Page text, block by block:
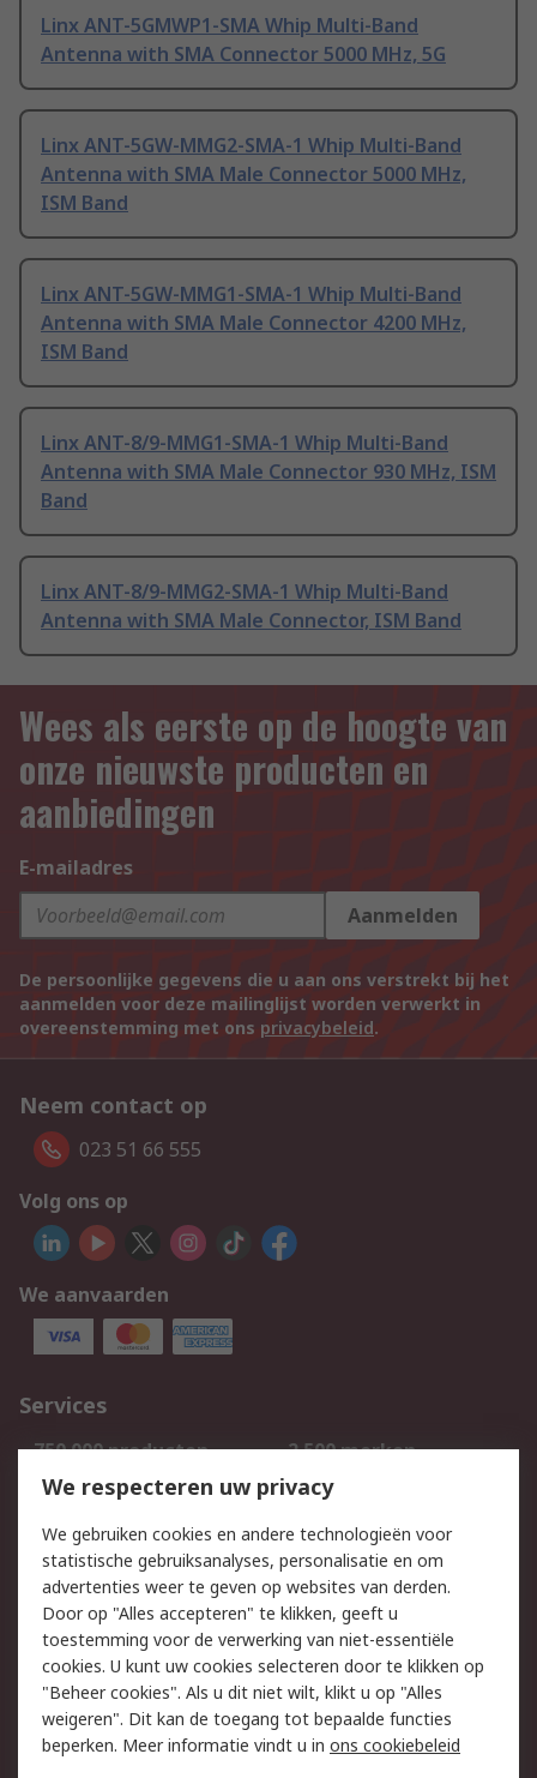
Linx ANT-5GMWP1-SMA Whip Multi-Band
Antenna with SMA Connector 5000 MHz, 5G
Linx ANT-5GW-MMG2-SMA-1 Whip Multi-Band
Antenna with SMA Male Connector 5000 MHz,
ISM Band
Linx ANT-5GW-MMG1-SMA-1 Whip Multi-Band
Antenna with SMA Male Connector 4200 MHz,
ISM Band
Linx ANT-8/9-MMG1-SMA-1 Whip Multi-Band
Antenna with SMA Male Connector 930 MHz, ISM
Band
Linx ANT-8/9-MMG2-SMA-1 Whip Multi-Band
Antenna with SMA Male Connector, ISM Band
Wees als eerste op de hoogte van
onze nieuwste producten en
aanbiedingen
E-mailadres
Aanmelden
De persoonlijke gegevens die u aan ons verstrekt bij het
aanmelden voor deze mailinglijst worden verwerkt in
overeenstemming met ons privacybeleid.
Neem contact op
023 51 66 555
Volg ons op
We aanvaarden
Services
750.000 producten
2.500 merken
Bestellen
Inkoopoplossingen
Track & Trace
Wettelijk
Cookiebeleid
Email veiligheid
Privacybeleid
Websitevoorwaarden
Algemene
verkoopvoorwaarden
We respecteren uw privacy
We gebruiken cookies en andere technologieën voor
statistische gebruiksanalyses, personalisatie en om
advertenties weer te geven op websites van derden.
Door op "Alles accepteren" te klikken, geeft u
toestemming voor de verwerking van niet-essentiële
cookies. U kunt uw cookies selecteren door te klikken op
"Beheer cookies". Als u dit niet wilt, klikt u op "Alles
weigeren". Dit kan de toegang tot bepaalde functies
beperken. Meer informatie vindt u in ons cookiebeleid